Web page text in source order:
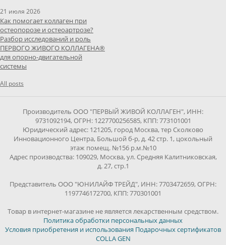
21 июля 2026
Как помогает коллаген при
остеопорозе и остеоартрозе?
Разбор исследований и роль
ПЕРВОГО ЖИВОГО КОЛЛАГЕНА®
для опорно-двигательной
системы
All posts
Производитель ООО "ПЕРВЫЙ ЖИВОЙ КОЛЛАГЕН", ИНН:
9731092194, ОГРН: 1227700256585, КПП: 773101001
Юридический адрес: 121205, город Москва, тер Сколково
Инновационного Центра, Большой б-р, д. 42 стр. 1, цокольный
этаж помещ. №156 р.м.№10
Адрес производства: 109029, Москва, ул. Средняя Калитниковская,
д. 27, стр.1
Представитель ООО "ЮНИЛАЙФ ТРЕЙД", ИНН: 7703472659, ОГРН:
1197746172700, КПП: 770301001
Товар в интернет-магазине не является лекарственным средством.
Политика обработки персональных данных
Условия приобретения и использования Подарочных сертификатов
COLLA GEN